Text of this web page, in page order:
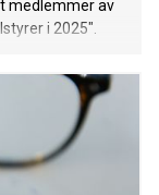
medlemmer av
i 2025".